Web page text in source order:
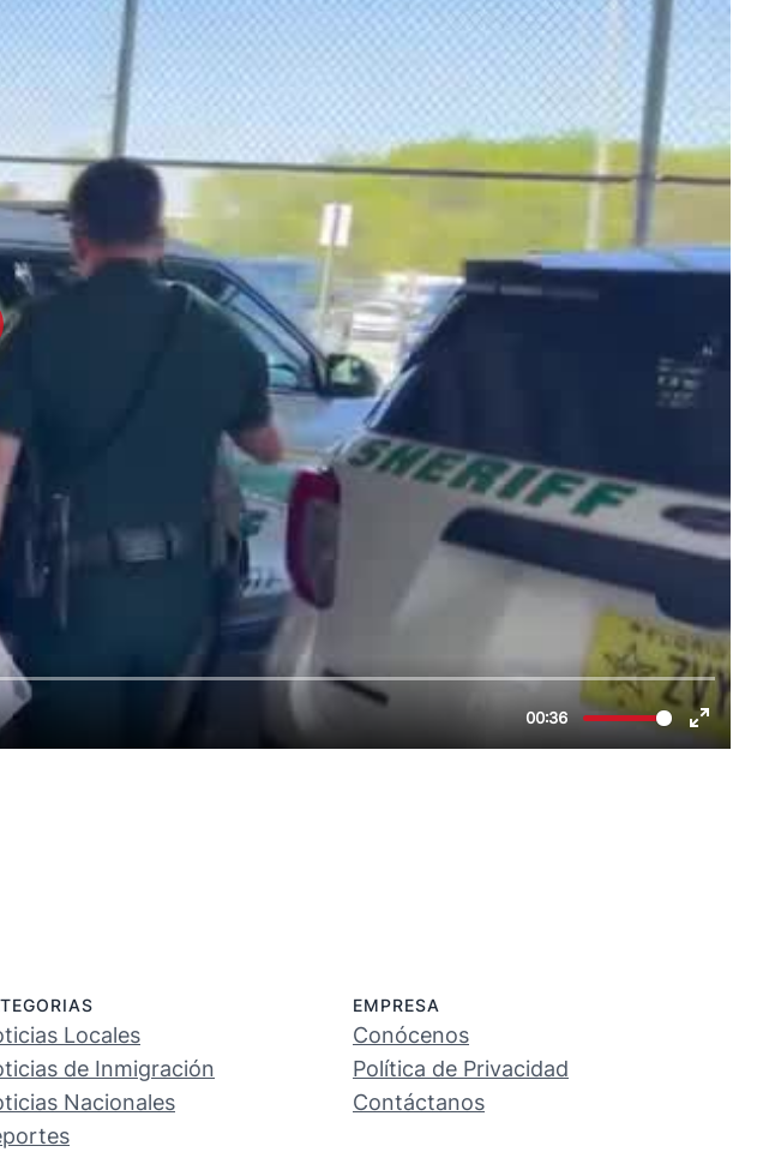
Locales
de Inmigración
Nacionales
EMPRESA
Conócenos
Política de Privacidad
Contáctanos